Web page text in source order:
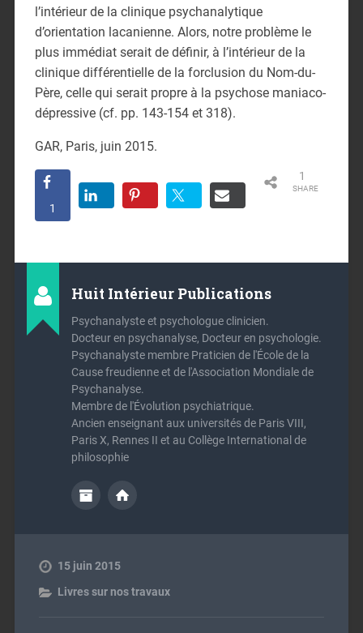
l’intérieur de la clinique psychanalytique
d’orientation lacanienne. Alors, notre problème le
plus immédiat serait de définir, à l’intérieur de la
clinique différentielle de la forclusion du Nom-du-
Père, celle qui serait propre à la psychose maniaco-
dépressive (cf. pp. 143-154 et 318).
GAR, Paris, juin 2015.
SHARE
1
1
Huit Intérieur Publications
Psychanalyste et psychologue clinicien.
Docteur en psychanalyse, Docteur en psychologie.
Psychanalyste membre Praticien de l'École de la
Cause freudienne et de l'Association Mondiale de
Psychanalyse.
Membre de l'Évolution psychiatrique.
Ancien enseignant aux universités de Paris VIII,
Paris X, Rennes II et au Collège International de
philosophie
15 juin 2015
Livres sur nos travaux